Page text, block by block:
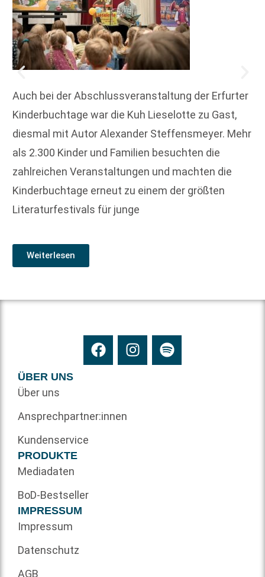
Auch bei der Abschlussveranstaltung der Erfurter
Kinderbuchtage war die Kuh Lieselotte zu Gast,
diesmal mit Autor Alexander Steffensmeyer. Mehr
als 2.300 Kinder und Familien besuchten die
zahlreichen Veranstaltungen und machten die
Kinderbuchtage erneut zu einem der größten
Literaturfestivals für junge
Weiterlesen
ÜBER UNS
Über uns
Ansprechpartner:innen
Kundenservice
PRODUKTE
Mediadaten
BoD-Bestseller
IMPRESSUM
Impressum
Datenschutz
AGB